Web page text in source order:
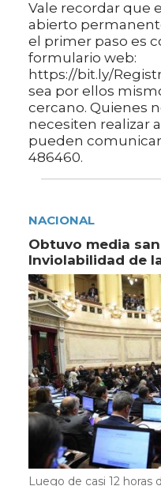
Vale recordar que
abierto
el primer paso es
formulario web:
https://bit.ly/
sea por ellos
cercano. Quienes
necesiten realizar
pueden
486460.
NACIONAL
Obtuvo media
Inviolabilidad de
Luego de casi 12 horas